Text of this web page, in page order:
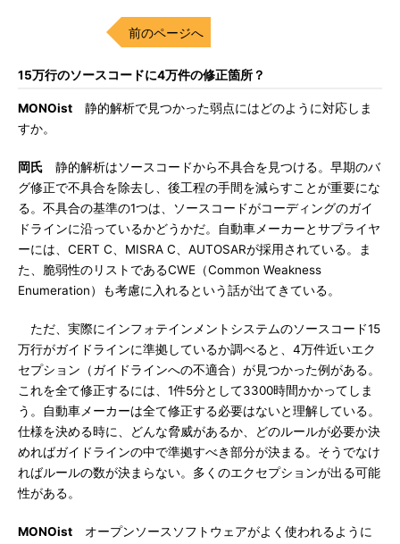
前のページへ
15万行のソースコードに4万件の修正箇所？
MONOist 静的解析で見つかった弱点にはどのように対応しま
すか。
岡氏 静的解析はソースコードから不具合を見つける。早期のバ
グ修正で不具合を除去し、後工程の手間を減らすことが重要にな
る。不具合の基準の1つは、ソースコードがコーディングのガイ
ドラインに沿っているかどうかだ。自動車メーカーとサプライヤ
ーには、CERT C、MISRA C、AUTOSARが採用されている。ま
た、脆弱性のリストであるCWE（Common Weakness
Enumeration）も考慮に入れるという話が出てきている。
ただ、実際にインフォテインメントシステムのソースコード15
万行がガイドラインに準拠しているか調べると、4万件近いエク
セプション（ガイドラインへの不適合）が見つかった例がある。
これを全て修正するには、1件5分として3300時間かかってしま
う。自動車メーカーは全て修正する必要はないと理解している。
仕様を決める時に、どんな脅威があるか、どのルールが必要か決
めればガイドラインの中で準拠すべき部分が決まる。そうでなけ
ればルールの数が決まらない。多くのエクセプションが出る可能
性がある。
MONOist オープンソースソフトウェアがよく使われるように